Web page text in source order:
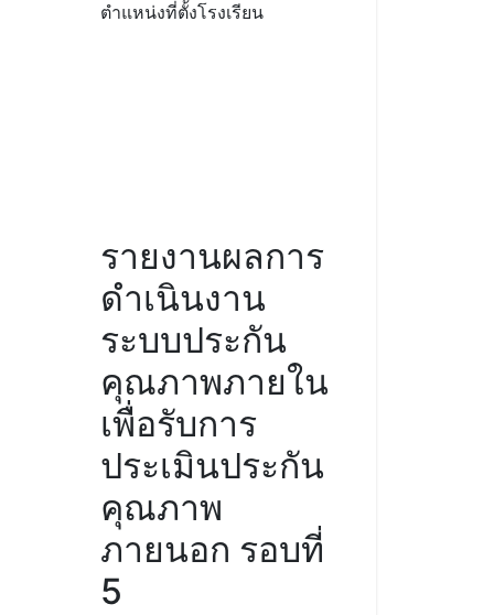
ตำแหน่งที่ตั้งโรงเรียน
รายงานผลการ
ดำเนินงาน
ระบบประกัน
คุณภาพภายใน
เพื่อรับการ
ประเมินประกัน
คุณภาพ
ภายนอก รอบที่
5